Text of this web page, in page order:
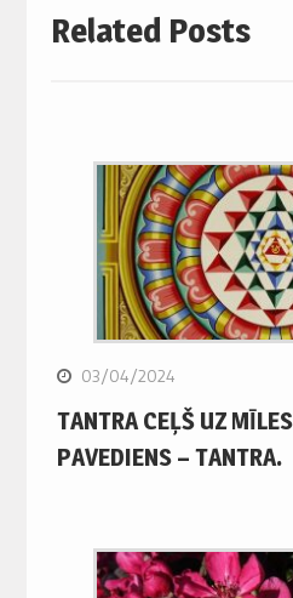
Related Posts
03/04/2024
TANTRA CEĻŠ UZ
PAVEDIENS – TANTRA.